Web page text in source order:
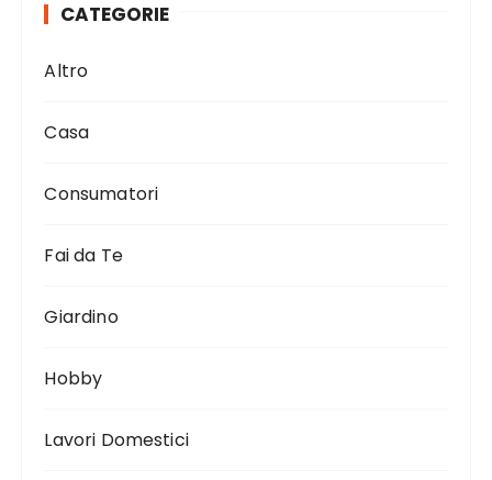
CATEGORIE
Altro
Casa
Consumatori
Fai da Te
Giardino
Hobby
Lavori Domestici